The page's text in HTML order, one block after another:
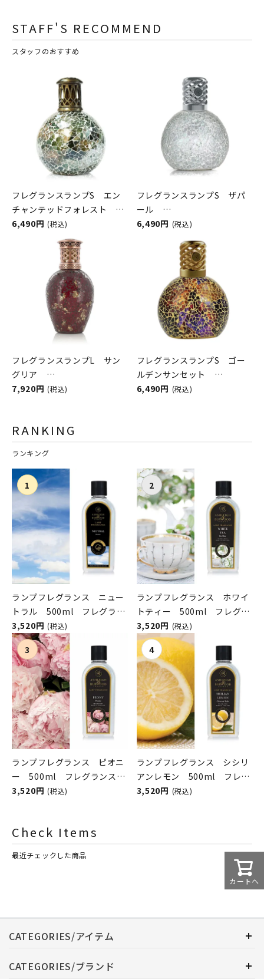
STAFF'S RECOMMEND
スタッフのおすすめ
フレグランスランプS エン
チャンテッドフォレスト
ASHLEIGH&BURWOOD（ア
シュレイアンドバーウッド）
6,490円 (税込)
フレグランスランプS ザパ
ール
ASHLEIGH&BURWOOD（ア
シュレイアンドバーウッド）
6,490円 (税込)
フレグランスランプL サン
グリア
ASHLEIGH&BURWOOD（ア
7,920円 (税込)
フレグランスランプS ゴー
ルデンサンセット
ASHLEIGH&BURWOOD（ア
6,490円 (税込)
RANKING
ランキング
ランプフレグランス ニュー
トラル 500ml フレグラン
スランプ用オイル
ASHLEIGH&BURWOOD（ア
シュレイアンドバーウッド）
3,520円 (税込)
ランプフレグランス ホワイ
トティー 500ml フレグラ
ンスランプ用オイル
ASHLEIGH&BURWOOD（ア
シュレイアンドバーウッド）
3,520円 (税込)
ランプフレグランス ピオニ
ー 500ml フレグランスラ
ンプ用オイル
3,520円 (税込)
ランプフレグランス シシリ
アンレモン 500ml フレグ
ランスランプ用オイル
3,520円 (税込)
Check Items
最近チェックした商品
カートへ
CATEGORIES/アイテム
CATEGORIES/ブランド